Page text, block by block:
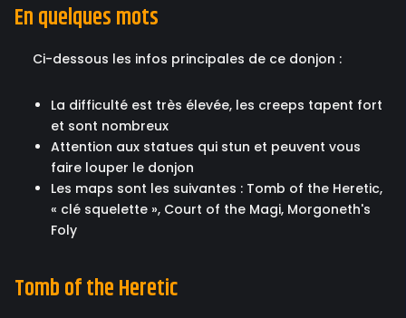
En quelques mots
Ci-dessous les infos principales de ce donjon :
La difficulté est très élevée, les creeps tapent fort
et sont nombreux
Attention aux statues qui stun et peuvent vous
faire louper le donjon
Les maps sont les suivantes : Tomb of the Heretic,
« clé squelette », Court of the Magi, Morgoneth's
Foly
Tomb of the Heretic